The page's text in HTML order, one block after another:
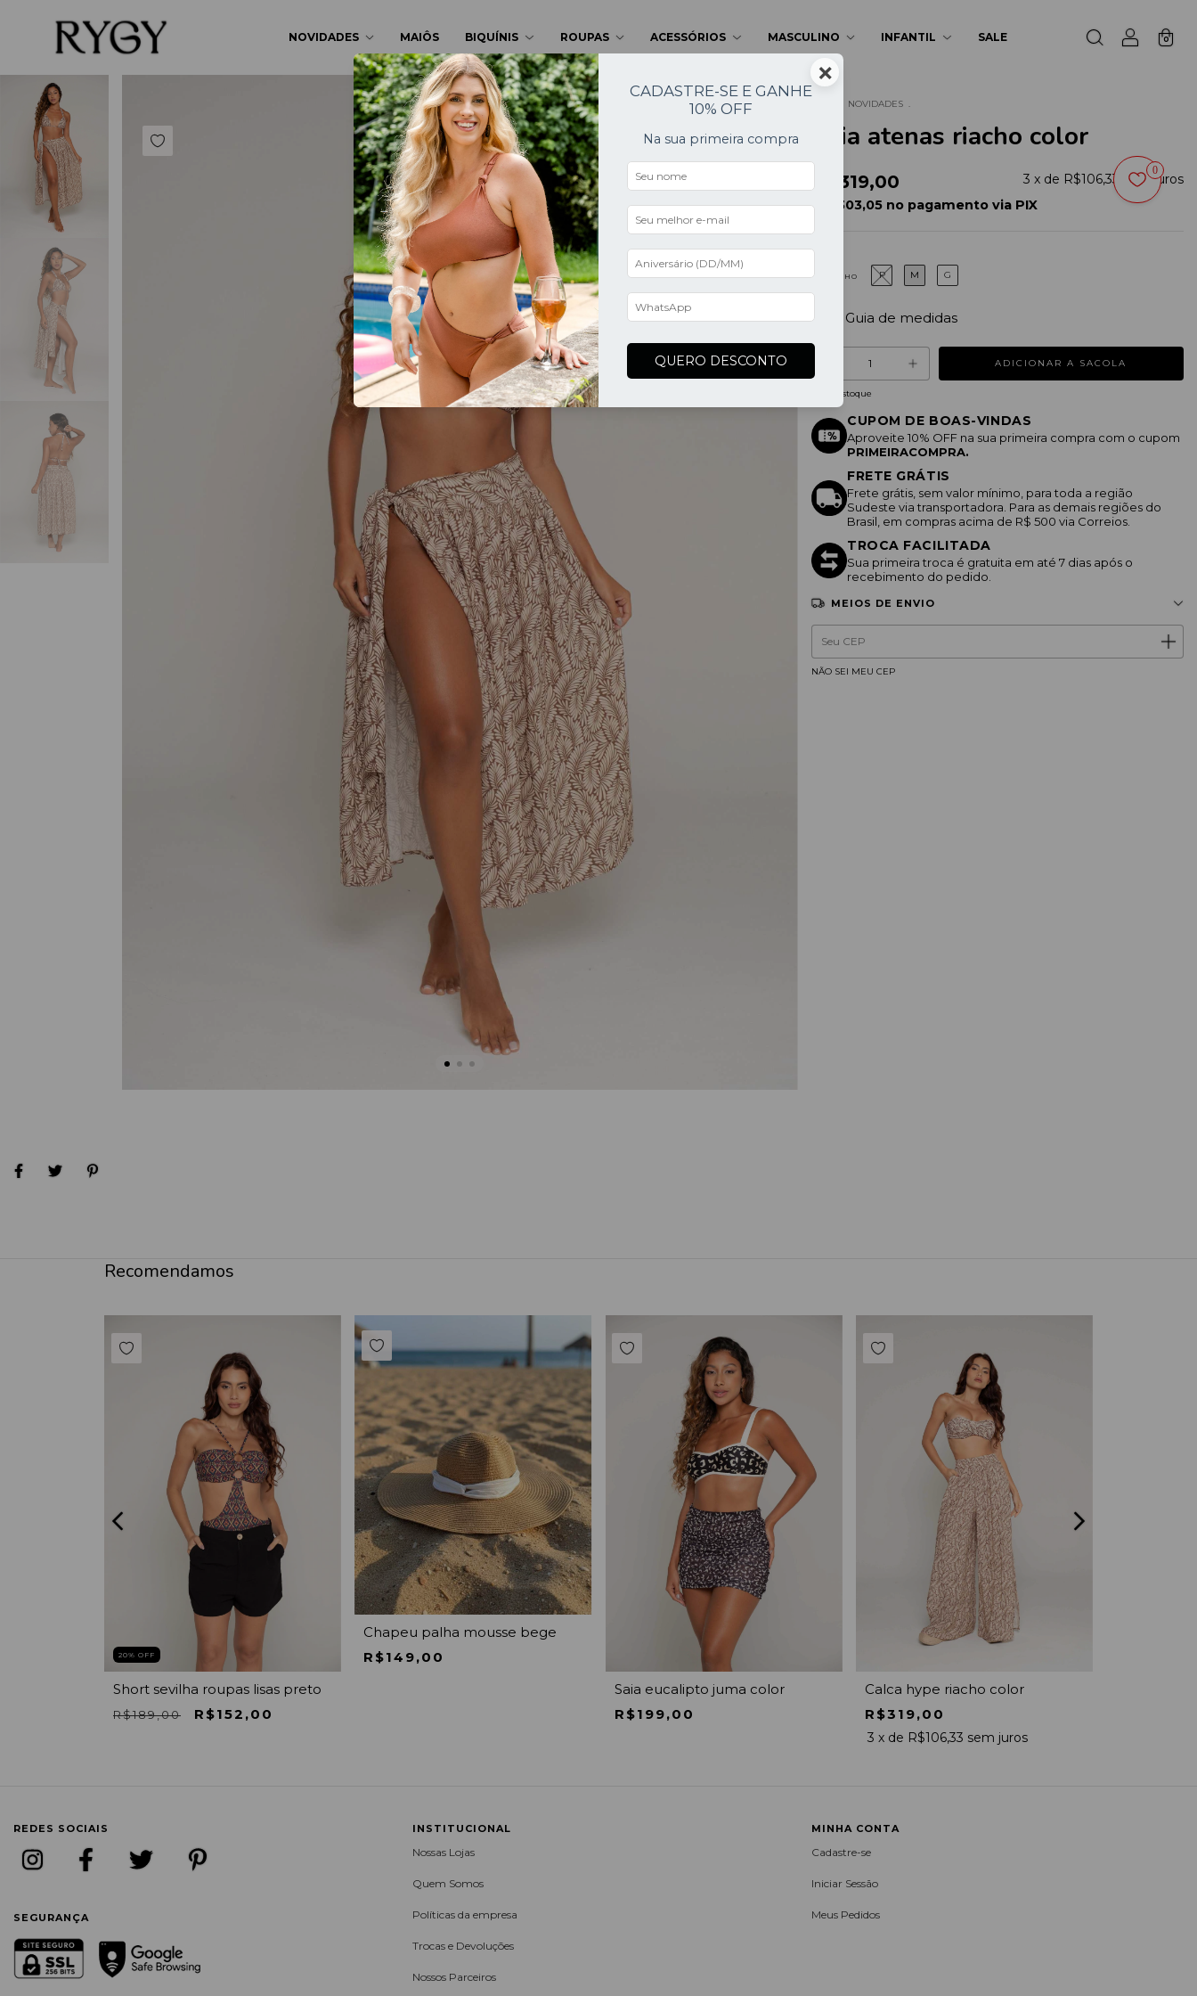
NOVIDADES MAIÔS BIQUÍNIS ROUPAS ACESSÓRIOS MASCULINO INFANTIL SALE 0
NOVIDADES .
Saia atenas riacho color
R$319,00 3 x de R$106,33
sem juros
R$ 303,05 no pagamento via PIX
TAMANHO P M G
Guia de medidas
em estoque
CUPOM DE BOAS-VINDAS
Aproveite 10% OFF na sua primeira compra com o cupom
PRIMEIRACOMPRA.
FRETE GRÁTIS
Frete grátis, sem valor mínimo, para toda a região
Sudeste via transportadora. Para as demais regiões do
Brasil, em compras acima de R$ 500 via Correios.
TROCA FACILITADA
Sua primeira troca é gratuita em até 7 dias após o
recebimento do pedido.
MEIOS DE ENVIO
Entregas para o CEP:
NÃO SEI MEU CEP
Recomendamos
20% OFF
Short sevilha roupas lisas preto
R$189,00 R$152,00
Chapeu palha mousse bege
R$149,00
Saia eucalipto juma color
R$199,00
Calca hype riacho color
R$319,00
3 x de R$106,33 sem juros
REDES SOCIAIS
SEGURANÇA
INSTITUCIONAL
Nossas Lojas
Quem Somos
Políticas da empresa
Trocas e Devoluções
Nossos Parceiros
MINHA CONTA
Cadastre-se
Iniciar Sessão
Meus Pedidos
×
CADASTRE-SE E GANHE
10% OFF
Na sua primeira compra
QUERO DESCONTO
0